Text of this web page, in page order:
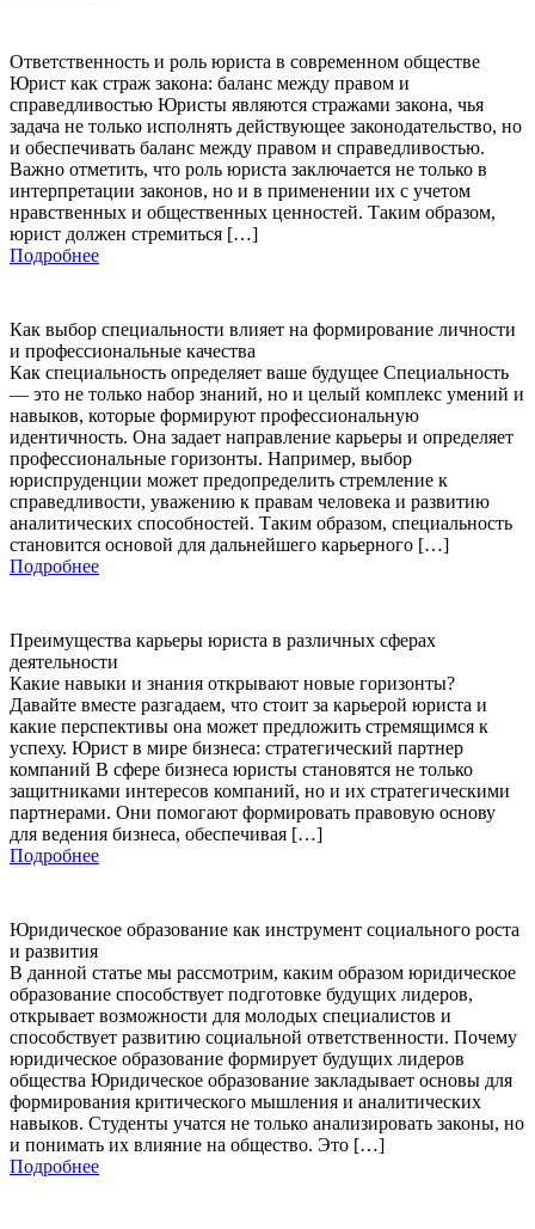
Ответственность и роль юриста в современном обществе
Юрист как страж закона: баланс между правом и
справедливостью Юристы являются стражами закона, чья
задача не только исполнять действующее законодательство, но
и обеспечивать баланс между правом и справедливостью.
Важно отметить, что роль юриста заключается не только в
интерпретации законов, но и в применении их с учетом
нравственных и общественных ценностей. Таким образом,
юрист должен стремиться […]
Подробнее
Как выбор специальности влияет на формирование личности
и профессиональные качества
Как специальность определяет ваше будущее Специальность
— это не только набор знаний, но и целый комплекс умений и
навыков, которые формируют профессиональную
идентичность. Она задает направление карьеры и определяет
профессиональные горизонты. Например, выбор
юриспруденции может предопределить стремление к
справедливости, уважению к правам человека и развитию
аналитических способностей. Таким образом, специальность
становится основой для дальнейшего карьерного […]
Подробнее
Преимущества карьеры юриста в различных сферах
деятельности
Какие навыки и знания открывают новые горизонты?
Давайте вместе разгадаем, что стоит за карьерой юриста и
какие перспективы она может предложить стремящимся к
успеху. Юрист в мире бизнеса: стратегический партнер
компаний В сфере бизнеса юристы становятся не только
защитниками интересов компаний, но и их стратегическими
партнерами. Они помогают формировать правовую основу
для ведения бизнеса, обеспечивая […]
Подробнее
Юридическое образование как инструмент социального роста
и развития
В данной статье мы рассмотрим, каким образом юридическое
образование способствует подготовке будущих лидеров,
открывает возможности для молодых специалистов и
способствует развитию социальной ответственности. Почему
юридическое образование формирует будущих лидеров
общества Юридическое образование закладывает основы для
формирования критического мышления и аналитических
навыков. Студенты учатся не только анализировать законы, но
и понимать их влияние на общество. Это […]
Подробнее